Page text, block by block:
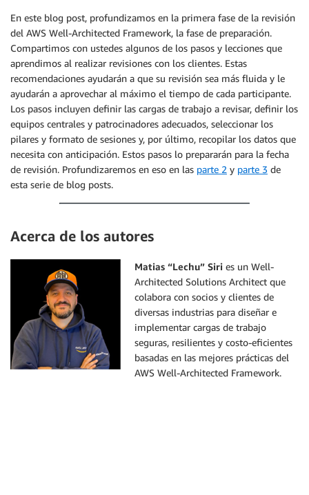
En este blog post, profundizamos en la primera fase de la revisión
del AWS Well-Architected Framework, la fase de preparación.
Compartimos con ustedes algunos de los pasos y lecciones que
aprendimos al realizar revisiones con los clientes. Estas
recomendaciones ayudarán a que su revisión sea más fluida y le
ayudarán a aprovechar al máximo el tiempo de cada participante.
Los pasos incluyen definir las cargas de trabajo a revisar, definir los
equipos centrales y patrocinadores adecuados, seleccionar los
pilares y formato de sesiones y, por último, recopilar los datos que
necesita con anticipación. Estos pasos lo prepararán para la fecha
de revisión. Profundizaremos en eso en las parte 2 y parte 3 de
esta serie de blog posts.
Acerca de los autores
Matias “Lechu” Siri es un Well-
Architected Solutions Architect que
colabora con socios y clientes de
diversas industrias para diseñar e
implementar cargas de trabajo
seguras, resilientes y costo-eficientes
basadas en las mejores prácticas del
AWS Well-Architected Framework.